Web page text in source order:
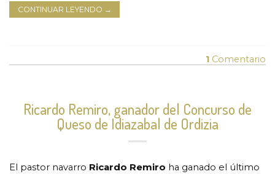
CONTINUAR LEYENDO →
1 Comentario
Ricardo Remiro, ganador del Concurso de
Queso de Idiazabal de Ordizia
El pastor navarro Ricardo Remiro ha ganado el último